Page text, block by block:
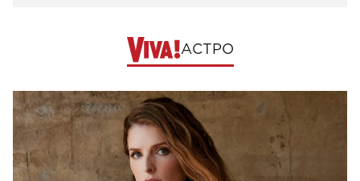
АСТРО